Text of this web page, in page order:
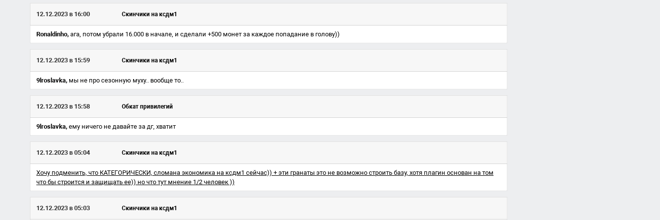
12.12.2023 в 16:00 Скинчики на ксдм1
Ronaldinho, ага, потом убрали 16.000 в начале, и сделали +500 монет за каждое попадание в голову))
12.12.2023 в 15:59 Скинчики на ксдм1
9lroslavka, мы не про сезонную муху.. вообще то..
12.12.2023 в 15:58 Обкат привилегий
9lroslavka, ему ничего не давайте за дг, хватит
12.12.2023 в 05:04 Скинчики на ксдм1
Хочу подменить, что КАТЕГОРИЧЕСКИ, сломана экономика на ксдм1 сейчас)) + эти гранаты это не возможно строить базу, хотя плагин основан на том
что бы строится и защищать ее)) но что тут мнение 1/2 человек ))
12.12.2023 в 05:03 Скинчики на ксдм1